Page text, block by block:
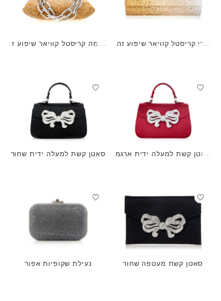
פרי קריסטל קוויאר שיפוע זה
ג'מה קריסטל קוויאר שיפוע ז
סאטן קשת למעלה ידית ארגמ
סאטן קשת למעלה ידית שחור
סאטן קשת מעטפה שחור נעילת שקופיות אפור